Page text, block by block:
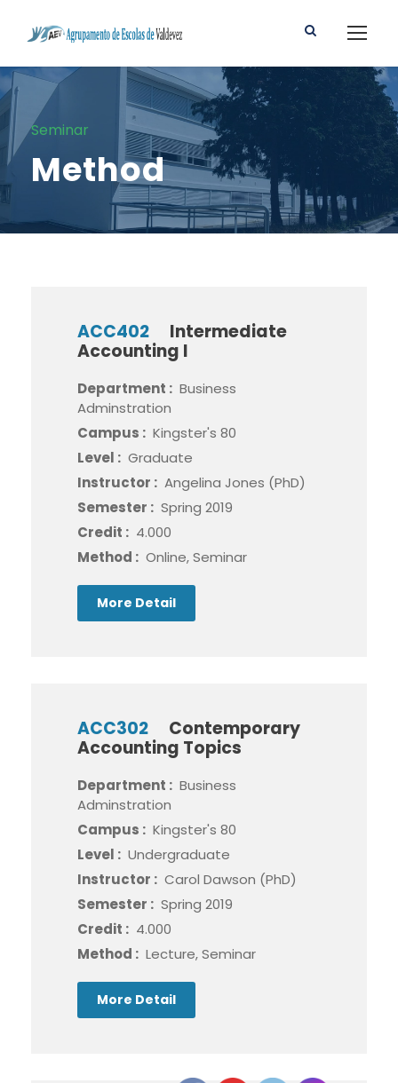
Seminar
Method
ACC402
Intermediate
Accounting I
Department : Business
Adminstration
Campus : Kingster's 80
Level : Graduate
Instructor : Angelina Jones (PhD)
Semester : Spring 2019
Credit : 4.000
Method : Online, Seminar
More Detail
ACC302
Contemporary
Accounting Topics
Department : Business
Adminstration
Campus : Kingster's 80
Level : Undergraduate
Instructor : Carol Dawson (PhD)
Semester : Spring 2019
Credit : 4.000
Method : Lecture, Seminar
More Detail